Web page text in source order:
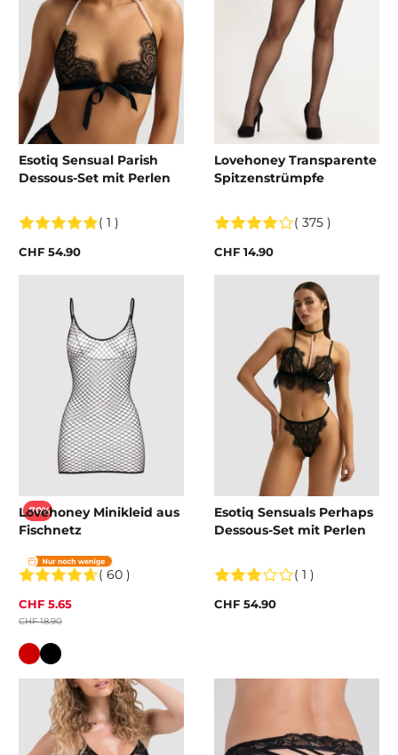
Esotiq Sensual Parish
Dessous-Set mit Perlen
( 1 )
CHF 54.90
Lovehoney Transparente
Spitzenstrümpfe
( 375 )
CHF 14.90
-70%
Lovehoney Minikleid aus
Fischnetz
( 60 )
CHF 5.65
CHF 18.90
Farbe
Esotiq Sensuals Perhaps
Dessous-Set mit Perlen
( 1 )
CHF 54.90